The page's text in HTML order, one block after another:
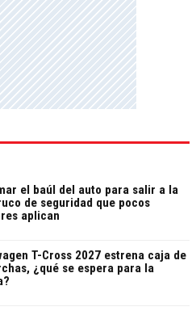
el baúl del auto para salir a la
de seguridad que pocos
aplican
T-Cross 2027 estrena caja de
¿qué se espera para la